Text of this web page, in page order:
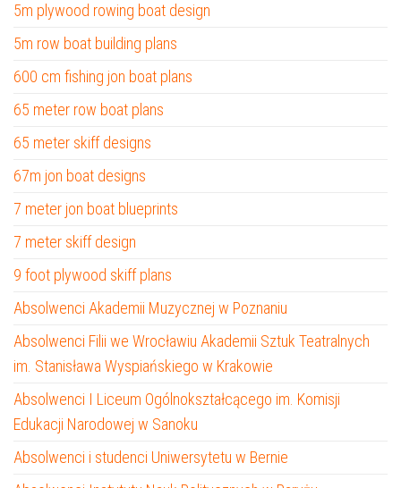
5m plywood rowing boat design
5m row boat building plans
600 cm fishing jon boat plans
65 meter row boat plans
65 meter skiff designs
67m jon boat designs
7 meter jon boat blueprints
7 meter skiff design
9 foot plywood skiff plans
Absolwenci Akademii Muzycznej w Poznaniu
Absolwenci Filii we Wrocławiu Akademii Sztuk Teatralnych
im. Stanisława Wyspiańskiego w Krakowie
Absolwenci I Liceum Ogólnokształcącego im. Komisji
Edukacji Narodowej w Sanoku
Absolwenci i studenci Uniwersytetu w Bernie